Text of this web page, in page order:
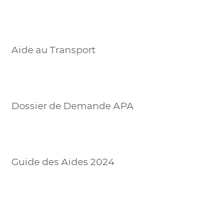
Aide au Transport
Dossier de Demande APA
Guide des Aides 2024